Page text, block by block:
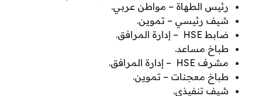
رئيس الطهاة – مواطن عربي.
شيف رئيسي – تموين.
ضابط HSE – إدارة المرافق.
طباخ مساعد.
مشرف HSE – إدارة المرافق.
طباخ معجنات – تموين.
شيف تنفيذي.